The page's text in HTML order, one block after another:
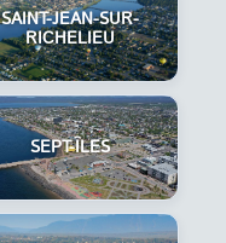
SAINT-JEAN-SUR-
RICHELIEU
SEPT-ÎLES